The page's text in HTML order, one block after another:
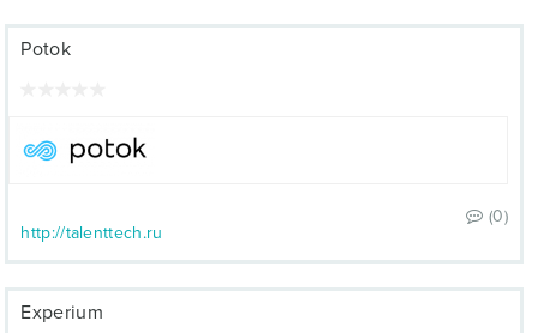
Potok
(0)
http://talenttech.ru
Experium